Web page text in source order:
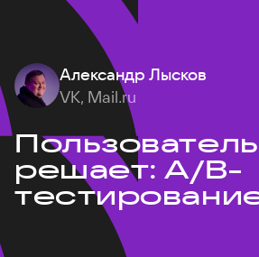
Александр Лысков
VK, Mail.ru
Пользователь
решает: A/B-